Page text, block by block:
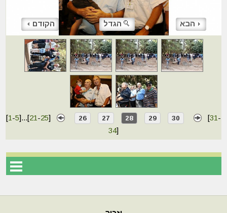
הקודם הגדל הבא
[1 -5]...[21 -25] 26 27 28 29 30 [31 -
34]